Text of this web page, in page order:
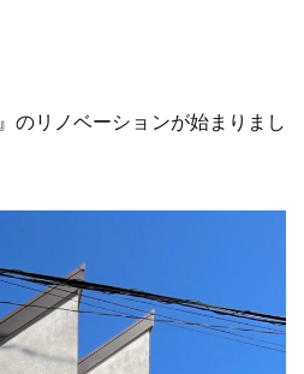
』のリノベーションが始まりまし